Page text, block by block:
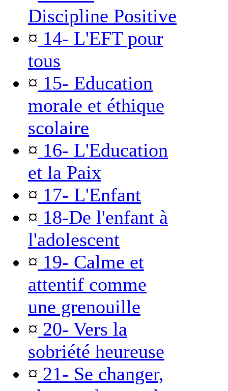
Discipline Positive
¤ 14- L'EFT pour
tous
¤ 15- Education
morale et éthique
scolaire
¤ 16- L'Education
et la Paix
¤ 17- L'Enfant
¤ 18-De l'enfant à
l'adolescent
¤ 19- Calme et
attentif comme
une grenouille
¤ 20- Vers la
sobriété heureuse
¤ 21- Se changer,